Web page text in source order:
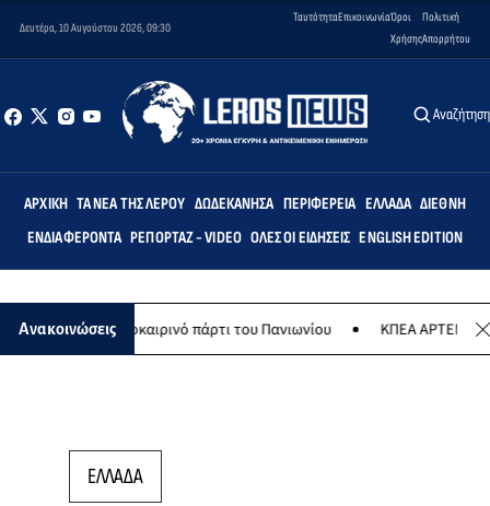
Δευτέρα, 10 Αυγούστου 2026, 09:30
ΤαυτότηταΕπικοινωνίαΌροι
Χρήσης
Πολιτική
Απορρήτου
Αναζήτηση
ΑΡΧΙΚΉ ΤΑ ΝΈΑ ΤΗΣ ΛΈΡΟΥ ΔΩΔΕΚΆΝΗΣΑ ΠΕΡΙΦΈΡΕΙΑ ΕΛΛΆΔΑ ΔΙΕΘΝΉ
ΕΝΔΙΑΦΈΡΟΝΤΑ ΡΕΠΟΡΤΆΖ - VIDEO ΌΛΕΣ ΟΙ ΕΙΔΉΣΕΙΣ ENGLISH EDITION
Ανακοινώσεις
το καλοκαιρινό πάρτι του Πανιωνίου ΚΠΕΑ ΑΡΤΕΜΙΣ: Το
ΕΛΛΑΔΑ